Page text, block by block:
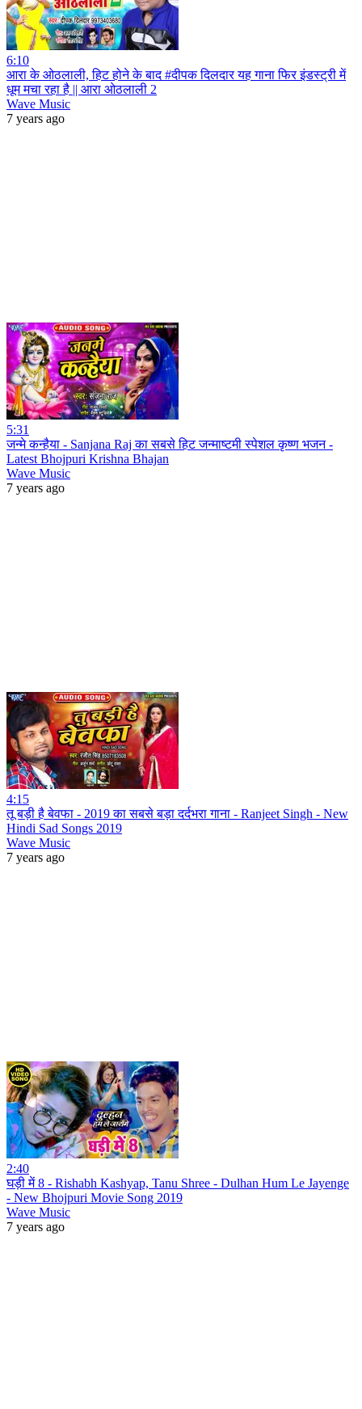
6:10
आरा के ओठलाली, हिट होने के बाद #दीपक दिलदार यह गाना फिर इंडस्ट्री में
धूम मचा रहा है || आरा ओठलाली 2
Wave Music
7 years ago
5:31
जन्मे कन्हैया - Sanjana Raj का सबसे हिट जन्माष्टमी स्पेशल कृष्ण भजन -
Latest Bhojpuri Krishna Bhajan
Wave Music
7 years ago
4:15
तू बड़ी है बेवफा - 2019 का सबसे बड़ा दर्दभरा गाना - Ranjeet Singh - New
Hindi Sad Songs 2019
Wave Music
7 years ago
2:40
घड़ी में 8 - Rishabh Kashyap, Tanu Shree - Dulhan Hum Le Jayenge
- New Bhojpuri Movie Song 2019
Wave Music
7 years ago